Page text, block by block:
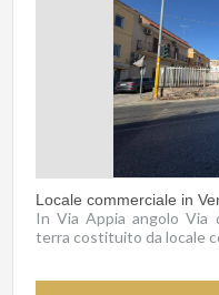
Locale commerciale in
In Via Appia angolo Via
terra costituito da locale